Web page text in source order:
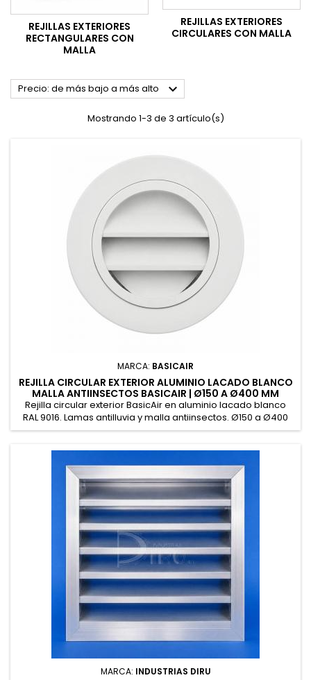
REJILLAS EXTERIORES
RECTANGULARES CON
MALLA
REJILLAS EXTERIORES
CIRCULARES CON MALLA
Precio: de más bajo a más alto 
Mostrando 1-3 de 3 artículo(s)
MARCA: BASICAIR
REJILLA CIRCULAR EXTERIOR ALUMINIO LACADO BLANCO
MALLA ANTIINSECTOS BASICAIR | Ø150 A Ø400 MM
Rejilla circular exterior BasicAir en aluminio lacado blanco
RAL 9016. Lamas antilluvia y malla antiinsectos. Ø150 a Ø400
mm. Para toma o expulsión de aire en fachada. Stock
MARCA: INDUSTRIAS DIRU